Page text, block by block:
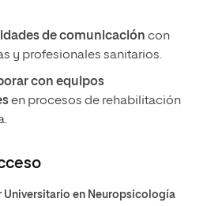
de comunicación con
y profesionales sanitarios.
con equipos
en procesos de rehabilitación
Universitario en Neuropsicología